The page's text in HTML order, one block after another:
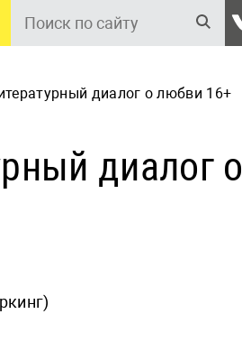
Поиск
диалог о любви 16+
диалог о